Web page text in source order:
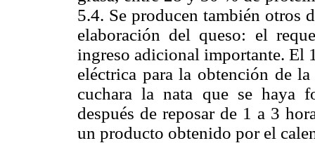
5.4. Se producen también otros
elaboración del queso: el
ingreso adicional importante. El
eléctrica para la obtención de
cuchara la nata que se haya
después de reposar de 1 a 3
un producto obtenido por el